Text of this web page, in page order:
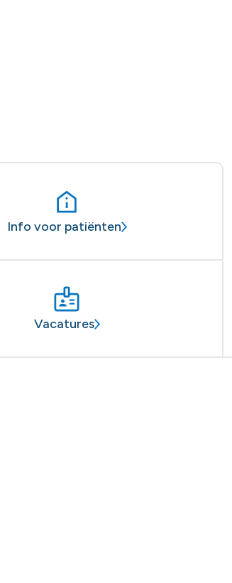
Info voor patiënten
Vacatures